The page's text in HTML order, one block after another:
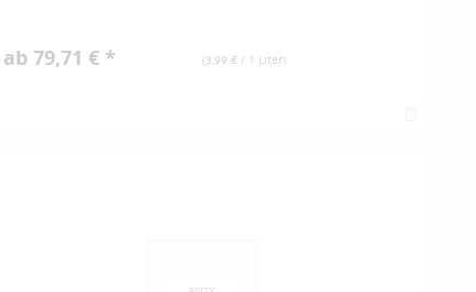
(3,99 € / 1 Liter)
ab 79,71 € *